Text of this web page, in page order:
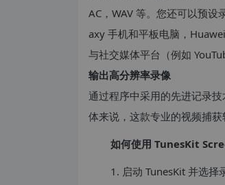
AC，WAV 等。您还可以预
axy 手机和平板电脑，
与社交媒体平台（例如
输出高分辨率录像
通过程序中采用的先进记录
体来说，这款专业的视频捕
如何使用 TunesKit
1. 启动 TunesKit 并选择